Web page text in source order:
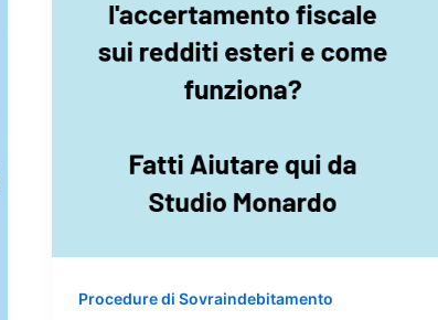
Procedure di Sovraindebitamento